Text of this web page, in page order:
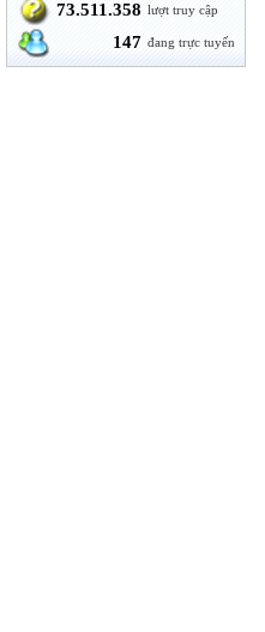
73.511.358 lượt truy cập
147 đang trực tuyến